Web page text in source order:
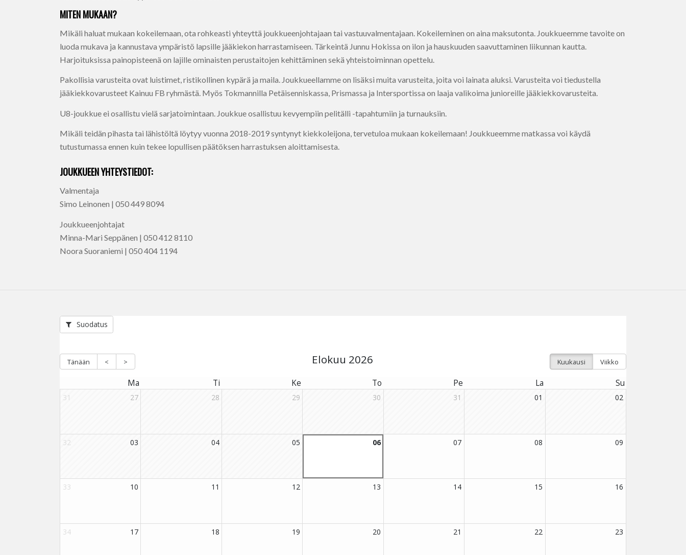
MITEN MUKAAN?
Mikäli haluat mukaan kokeilemaan, ota rohkeasti yhteyttä joukkueenjohtajaan tai vastuuvalmentajaan. Kokeileminen on aina maksutonta. Joukkueemme tavoite on
luoda mukava ja kannustava ympäristö lapsille jääkiekon harrastamiseen. Tärkeintä Junnu Hokissa on ilon ja hauskuuden saavuttaminen liikunnan kautta.
Harjoituksissa painopisteenä on lajille ominaisten perustaitojen kehittäminen sekä yhteistoiminnan opettelu.
Pakollisia varusteita ovat luistimet, ristikollinen kypärä ja maila. Joukkueellamme on lisäksi muita varusteita, joita voi lainata aluksi. Varusteita voi tiedustella
jääkiekkovarusteet Kainuu FB ryhmästä. Myös Tokmannilla Petäisenniskassa, Prismassa ja Intersportissa on laaja valikoima junioreille jääkiekkovarusteita.
U8-joukkue ei osallistu vielä sarjatoimintaan. Joukkue osallistuu kevyempiin pelitälli -tapahtumiin ja turnauksiin.
Mikäli teidän pihasta tai lähistöltä löytyy vuonna 2018-2019 syntynyt kiekkoleijona, tervetuloa mukaan kokeilemaan! Joukkueemme matkassa voi käydä
tutustumassa ennen kuin tekee lopullisen päätöksen harrastuksen aloittamisesta.
JOUKKUEEN YHTEYSTIEDOT:
Valmentaja
Simo Leinonen | 050 449 8094
Joukkueenjohtajat
Minna-Mari Seppänen | 050 412 8110
Noora Suoraniemi | 050 404 1194